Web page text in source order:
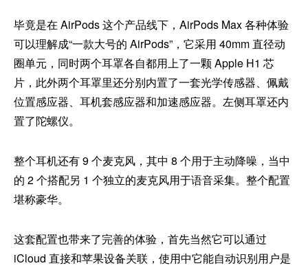
毕竟是在 AirPods 这个产品线下，AirPods Max 各种体验
可以理解成“一款大号的 AirPods”，它采用 40mm 直径动
圈单元，同时两个耳罩各自都用上了一颗 Apple H1 芯
片，此外两个耳罩里还分别内置了一套光学传感器、佩戴
位置感应器、耳机套感应器和加速感应器。左侧耳罩还内
置了陀螺仪。
整个耳机还有 9 个麦克风，其中 8 个用于主动降噪，当中
的 2 个搭配另 1 个独立的麦克风用于语音采集。整个配置
堪称豪华。
这套配置也带来了完善的体验，首先当然它可以通过
iCloud 直接和苹果设备关联，使用中它能自动识别用户是